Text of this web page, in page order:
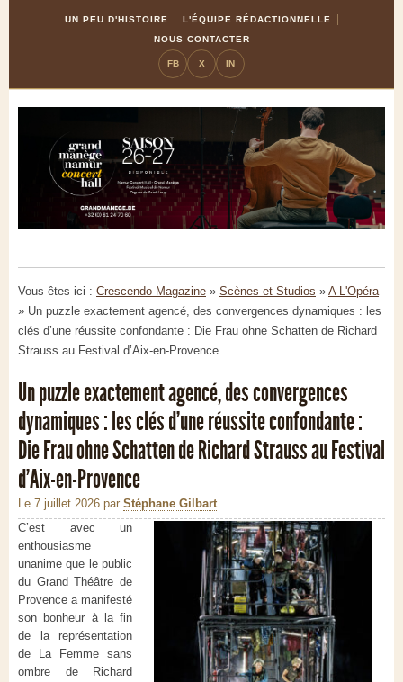
UN PEU D'HISTOIRE
L'ÉQUIPE RÉDACTIONNELLE
NOUS CONTACTER
FB X IN
Vous êtes ici : Crescendo Magazine » Scènes et Studios » A L'Opéra
» Un puzzle exactement agencé, des convergences dynamiques : les
clés d’une réussite confondante : Die Frau ohne Schatten de Richard
Strauss au Festival d’Aix-en-Provence
Un puzzle exactement agencé, des convergences
dynamiques : les clés d’une réussite confondante :
Die Frau ohne Schatten de Richard Strauss au Festival
d’Aix-en-Provence
Le 7 juillet 2026 par Stéphane Gilbart
C’est avec un
enthousiasme
unanime que le public
du Grand Théâtre de
Provence a manifesté
son bonheur à la fin
de la représentation
de La Femme sans
ombre de Richard